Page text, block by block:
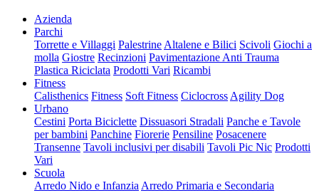
Azienda
Parchi
Torrette e Villaggi Palestrine Altalene e Bilici Scivoli Giochi a
molla Giostre Recinzioni Pavimentazione Anti Trauma
Plastica Riciclata Prodotti Vari Ricambi
Fitness
Calisthenics Fitness Soft Fitness Ciclocross Agility Dog
Urbano
Cestini Porta Biciclette Dissuasori Stradali Panche e Tavole
per bambini Panchine Fiorerie Pensiline Posacenere
Transenne Tavoli inclusivi per disabili Tavoli Pic Nic Prodotti
Vari
Scuola
Arredo Nido e Infanzia Arredo Primaria e Secondaria